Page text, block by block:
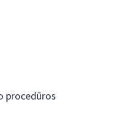
procedūros